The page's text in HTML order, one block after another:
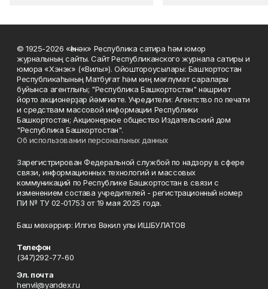
© 1925-2026 «Һәнәк» Республика сатира һәм юмор
журналының сайты. Сайт Республиканского журнала сатиры и
юмора «Хэнэк» («Вилы»). Ойоштороусылары: Башҡортостан
Республикаһының Матбуғат һәм киң мәғлүмәт саралары
буйынса агентлығы; "Республика Башкортостан" нәшриәт
йорто акционерҙар йәмғиәте. Учредители: Агентство по печати
и средствам массовой информации Республики
Башкортостан; Акционерное общество Издательский дом
"Республика Башкортостан".
Об использовании персональных данных
Зарегистрирован Федеральной службой по надзору в сфере
связи, информационных технологий и массовых
коммуникаций по Республике Башкортостан в связи с
изменением состава учредителей - регистрационный номер
ПИ № ТУ 02-01753 от 19 мая 2025 года.
Баш мөхәррир: Илгиз Вәкил улы ИШБУЛАТОВ
Телефон
(347)292-77-60
Эл. почта
henvil@yandex.ru